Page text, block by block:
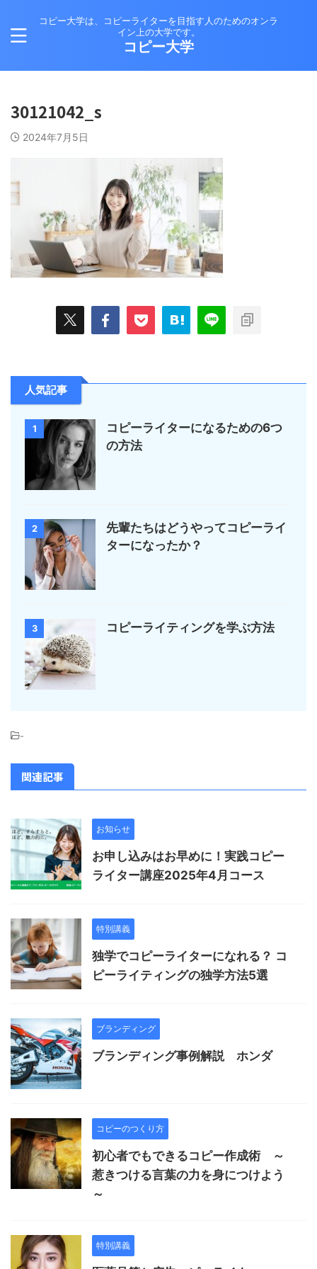
コピー大学は、コピーライターを目指す人のためのオンラ
イン上の大学です。
コピー大学
30121042_s
2024年7月5日
人気記事
1
コピーライターになるための6つ
の方法
2
先輩たちはどうやってコピーライ
ターになったか？
3 コピーライティングを学ぶ方法
-
関連記事
お知らせ
お申し込みはお早めに！実践コピー
ライター講座2025年4月コース
特別講義
独学でコピーライターになれる？ コ
ピーライティングの独学方法5選
ブランディング
ブランディング事例解説 ホンダ
コピーのつくり方
初心者でもできるコピー作成術 ～
惹きつける言葉の力を身につけよう
～
特別講義